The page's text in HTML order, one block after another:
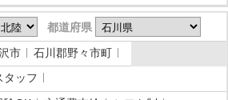
都道府県
市
石川郡野々市町
タッフ